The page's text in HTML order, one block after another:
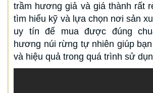
trầm hương giả và giá thành rất
tìm hiểu kỹ và lựa chọn nơi sản
uy tín để mua được đúng
hương núi rừng tự nhiên giúp
và hiệu quả trong quá trình sử